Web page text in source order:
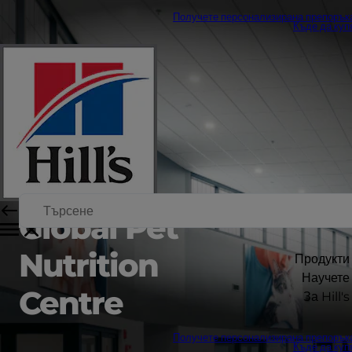
Получете персонализирана
Къде да
Продукти
Научете
За Hill's
Получете персонализирана
Къде да
Global Pet
Nutrition
Centre